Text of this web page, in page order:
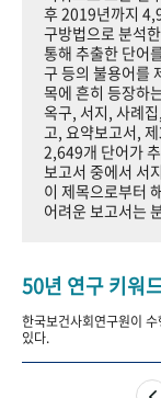
기록물 아카이브
사진 아카이브
+1주년 기념
성과 50선 숫자
세계와 함께 한
VR 역사관
후 2019년까지
구방법으로 분석
통해 추출한 단어
구 등의 불용어를
목에 흔히 등장하
옥구, 서지, 사례
고, 요약보고서,
2,649개 단어가
보고서 중에서 서
이 제목으로부터
어려운 보고서는
50년 연구 키워
한국보건사회연구원이
있다.